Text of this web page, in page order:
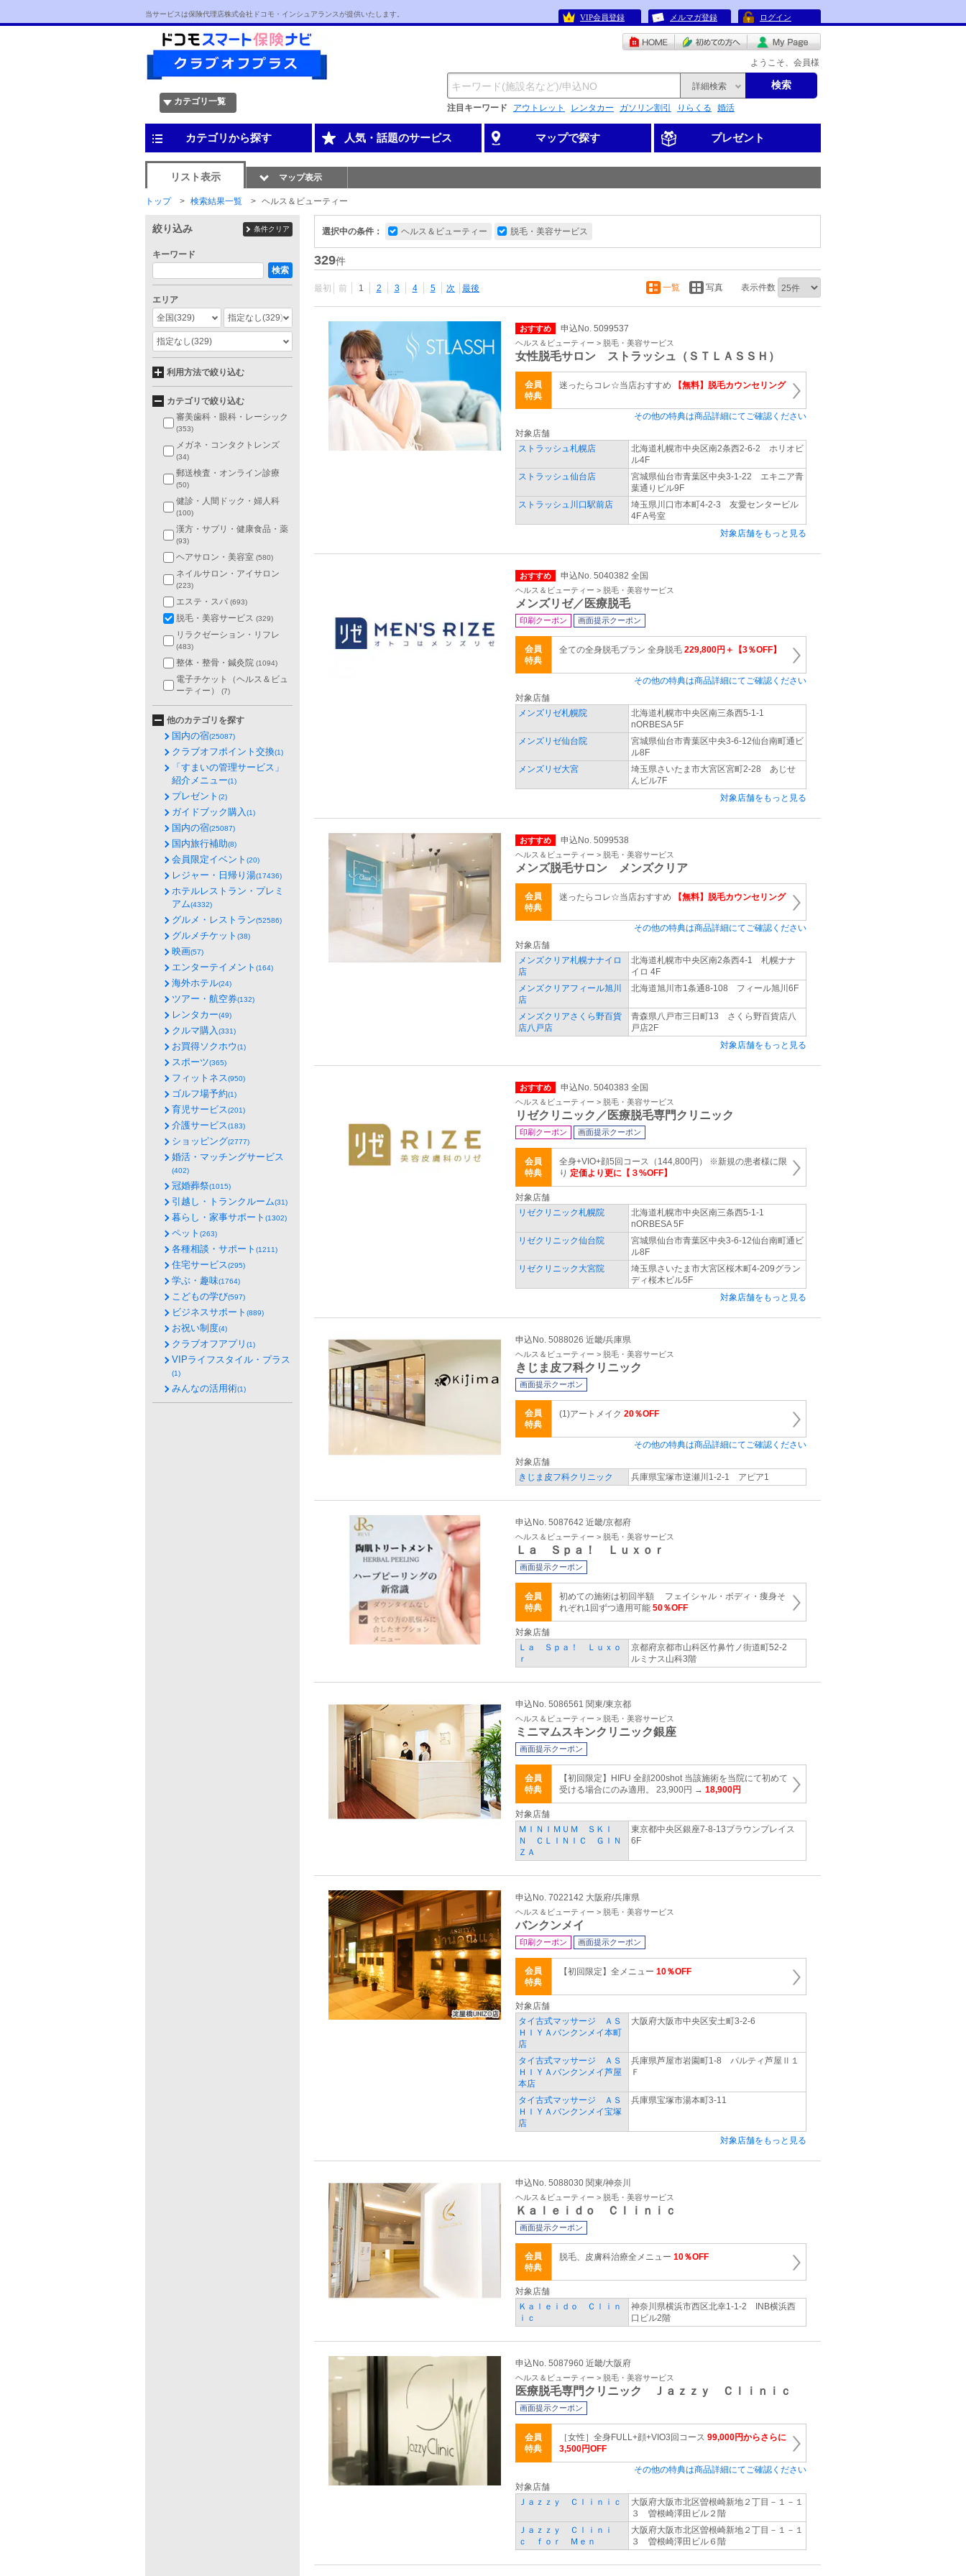
当サービスは保険代理店株式会社ドコモ・インシュアランスが提供いたします。 VIP会員登録 メルマガ登録 ログイン
ようこそ、会員様
カテゴリ一覧
詳細検索 検索
注目キーワード アウトレット レンタカー ガソリン割引 りらくる 婚活
カテゴリから探す 人気・話題のサービス マップで探す プレゼント
リスト表示 マップ表示
トップ 検索結果一覧 ヘルス＆ビューティー
選択中の条件： ヘルス＆ビューティー 脱毛・美容サービス
329件
最初 前 1 2 3 4 5 次 最後 一覧 写真 表示件数
おすすめ 申込No. 5099537
ヘルス＆ビューティー > 脱毛・美容サービス
女性脱毛サロン ストラッシュ（ＳＴＬＡＳＳＨ）
会員
特典
迷ったらコレ☆当店おすすめ 【無料】脱毛カウンセリング
その他の特典は商品詳細にてご確認ください
対象店舗
ストラッシュ札幌店
北海道札幌市中央区南2条西2-6-2 ホリオビ
ル4F
ストラッシュ仙台店
宮城県仙台市青葉区中央3-1-22 エキニア青
葉通りビル9F
ストラッシュ川口駅前店
埼玉県川口市本町4-2-3 友愛センタービル
4F A号室
対象店舗をもっと見る
おすすめ 申込No. 5040382 全国
ヘルス＆ビューティー > 脱毛・美容サービス
メンズリゼ／医療脱毛
印刷クーポン 画面提示クーポン
会員
特典
全ての全身脱毛プラン 全身脱毛 229,800円＋【3％OFF】
その他の特典は商品詳細にてご確認ください
対象店舗
メンズリゼ札幌院
北海道札幌市中央区南三条西5-1-1
nORBESA 5F
メンズリゼ仙台院
宮城県仙台市青葉区中央3-6-12仙台南町通ビ
ル8F
メンズリゼ大宮
埼玉県さいたま市大宮区宮町2-28 あじせ
んビル7F
対象店舗をもっと見る
おすすめ 申込No. 5099538
ヘルス＆ビューティー > 脱毛・美容サービス
メンズ脱毛サロン メンズクリア
会員
特典
迷ったらコレ☆当店おすすめ 【無料】脱毛カウンセリング
その他の特典は商品詳細にてご確認ください
対象店舗
メンズクリア札幌ナナイロ
店
北海道札幌市中央区南2条西4-1 札幌ナナ
イロ 4F
メンズクリアフィール旭川
店
北海道旭川市1条通8-108 フィール旭川6F
メンズクリアさくら野百貨
店八戸店
青森県八戸市三日町13 さくら野百貨店八
戸店2F
対象店舗をもっと見る
おすすめ 申込No. 5040383 全国
ヘルス＆ビューティー > 脱毛・美容サービス
リゼクリニック／医療脱毛専門クリニック
印刷クーポン 画面提示クーポン
会員
特典
全身+VIO+顔5回コース（144,800円） ※新規の患者様に限
り 定価より更に【３%OFF】
対象店舗
リゼクリニック札幌院
北海道札幌市中央区南三条西5-1-1
nORBESA 5F
リゼクリニック仙台院
宮城県仙台市青葉区中央3-6-12仙台南町通ビ
ル8F
リゼクリニック大宮院
埼玉県さいたま市大宮区桜木町4-209グラン
ディ桜木ビル5F
対象店舗をもっと見る
申込No. 5088026 近畿/兵庫県
ヘルス＆ビューティー > 脱毛・美容サービス
きじま皮フ科クリニック
画面提示クーポン
会員
特典
(1)アートメイク 20％OFF
その他の特典は商品詳細にてご確認ください
対象店舗
きじま皮フ科クリニック
兵庫県宝塚市逆瀬川1-2-1 アピア1
申込No. 5087642 近畿/京都府
ヘルス＆ビューティー > 脱毛・美容サービス
Ｌａ Ｓｐａ！ Ｌｕｘｏｒ
画面提示クーポン
会員
特典
初めての施術は初回半額 フェイシャル・ボディ・痩身そ
れぞれ1回ずつ適用可能 50％OFF
対象店舗
Ｌａ Ｓｐａ！ Ｌｕｘｏ
ｒ
京都府京都市山科区竹鼻竹ノ街道町52-2
ルミナス山科3階
申込No. 5086561 関東/東京都
ヘルス＆ビューティー > 脱毛・美容サービス
ミニマムスキンクリニック銀座
画面提示クーポン
会員
特典
【初回限定】HIFU 全顔200shot 当該施術を当院にて初めて
受ける場合にのみ適用。 23,900円 → 18,900円
対象店舗
ＭＩＮＩＭＵＭ ＳＫＩ
Ｎ ＣＬＩＮＩＣ ＧＩＮ
ＺＡ
東京都中央区銀座7-8-13ブラウンプレイス
6F
申込No. 7022142 大阪府/兵庫県
ヘルス＆ビューティー > 脱毛・美容サービス
バンクンメイ
印刷クーポン 画面提示クーポン
会員
特典
【初回限定】全メニュー 10％OFF
対象店舗
タイ古式マッサージ ＡＳ
ＨＩＹＡバンクンメイ本町
店
大阪府大阪市中央区安土町3‐2‐6
タイ古式マッサージ ＡＳ
ＨＩＹＡバンクンメイ芦屋
本店
兵庫県芦屋市岩園町1‐8 パルティ芦屋Ⅱ１
Ｆ
タイ古式マッサージ ＡＳ
ＨＩＹＡバンクンメイ宝塚
店
兵庫県宝塚市湯本町3‐11
対象店舗をもっと見る
申込No. 5088030 関東/神奈川
ヘルス＆ビューティー > 脱毛・美容サービス
Ｋａｌｅｉｄｏ Ｃｌｉｎｉｃ
画面提示クーポン
会員
特典
脱毛、皮膚科治療全メニュー 10％OFF
対象店舗
Ｋａｌｅｉｄｏ Ｃｌｉｎ
ｉｃ
神奈川県横浜市西区北幸1-1-2 INB横浜西
口ビル2階
申込No. 5087960 近畿/大阪府
ヘルス＆ビューティー > 脱毛・美容サービス
医療脱毛専門クリニック Ｊａｚｚｙ Ｃｌｉｎｉｃ
画面提示クーポン
会員
特典
［女性］全身FULL+顔+VIO3回コース 99,000円からさらに
3,500円OFF
その他の特典は商品詳細にてご確認ください
対象店舗
Ｊａｚｚｙ Ｃｌｉｎｉｃ
大阪府大阪市北区曽根崎新地２丁目－１－１
３ 曽根崎澤田ビル２階
Ｊａｚｚｙ Ｃｌｉｎｉ
ｃ ｆｏｒ Ｍｅｎ
大阪府大阪市北区曽根崎新地２丁目－１－１
３ 曽根崎澤田ビル６階
絞り込み 条件クリア
キーワード
検索
エリア
全国(329) 指定なし(329)
指定なし(329)
利用方法で絞り込む
カテゴリで絞り込む
審美歯科・眼科・レーシック
(353)
メガネ・コンタクトレンズ
(34)
郵送検査・オンライン診療
(50)
健診・人間ドック・婦人科
(100)
漢方・サプリ・健康食品・薬
(93)
ヘアサロン・美容室 (580)
ネイルサロン・アイサロン
(223)
エステ・スパ (693)
脱毛・美容サービス (329)
リラクゼーション・リフレ
(483)
整体・整骨・鍼灸院 (1094)
電子チケット（ヘルス＆ビュ
ーティー）
(7)
他のカテゴリを探す
国内の宿(25087)
クラブオフポイント交換(1)
「すまいの管理サービス」
紹介メニュー(1)
プレゼント (2)
ガイドブック購入(1)
国内の宿(25087)
国内旅行補助(8)
会員限定イベント (20)
レジャー・日帰り湯(17436)
ホテルレストラン・プレミ
アム(4332)
グルメ・レストラン(52586)
グルメチケット (38)
映画(57)
エンターテイメント (164)
海外ホテル(24)
ツアー・航空券(132)
レンタカー(49)
クルマ購入(331)
お買得ソクホウ(1)
スポーツ(365)
フィットネス(950)
ゴルフ場予約(1)
育児サービス(201)
介護サービス(183)
ショッピング(2777)
婚活・マッチングサービス
(402)
冠婚葬祭(1015)
引越し・トランクルーム(31)
暮らし・家事サポート (1302)
ペット (263)
各種相談・サポート (1211)
住宅サービス(295)
学ぶ・趣味(1764)
こどもの学び(597)
ビジネスサポート (889)
お祝い制度(4)
クラブオフアプリ (1)
VIPライフスタイル・プラス
(1)
みんなの活用術(1)